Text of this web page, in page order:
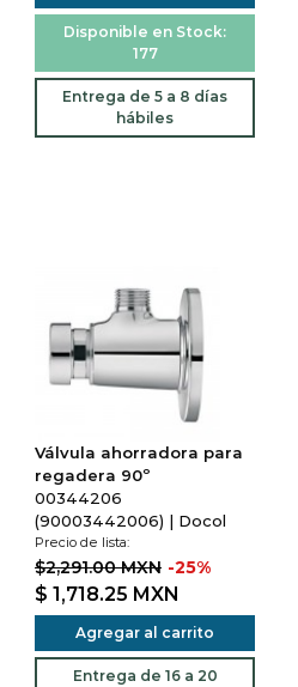
Disponible en Stock:
177
Entrega de 5 a 8 días
hábiles
Válvula ahorradora para
regadera 90º
00344206
(90003442006) | Docol
Precio de lista:
$2,291.00 MXN -25%
$ 1,718.25 MXN
Agregar al carrito
Entrega de 16 a 20